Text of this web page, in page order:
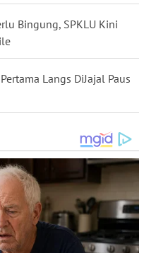
Bingung, SPKLU Kini
Langs DiJajal Paus